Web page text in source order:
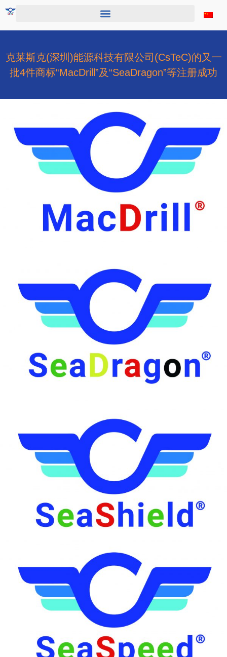
克莱斯克(深圳)能源科技有限公司(CsTeC)的又一
批4件商标“MacDrill”及“SeaDragon”等注册成功